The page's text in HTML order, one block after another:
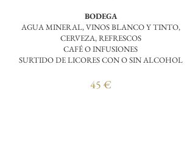
BODEGA
AGUA MINERAL, VINOS BLANCO Y TINTO,
CERVEZA, REFRESCOS
CAFÉ O INFUSIONES
SURTIDO DE LICORES CON O SIN ALCOHOL
45 €